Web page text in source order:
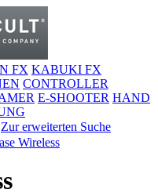
FX KABUKI FX
CONTROLLER
E-SHOOTER HAND
Zur erweiterten Suche
Wireless